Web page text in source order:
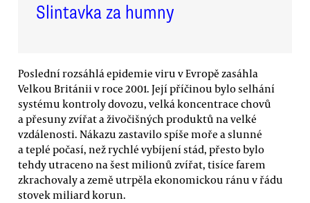
Slintavka za humny
Poslední rozsáhlá epidemie viru v Evropě zasáhla
Velkou Británii v roce 2001. Její příčinou bylo selhání
systému kontroly dovozu, velká koncentrace chovů
a přesuny zvířat a živočišných produktů na velké
vzdálenosti. Nákazu zastavilo spíše moře a slunné
a teplé počasí, než rychlé vybíjení stád, přesto bylo
tehdy utraceno na šest milionů zvířat, tisíce farem
zkrachovaly a země utrpěla ekonomickou ránu v řádu
stovek miliard korun.